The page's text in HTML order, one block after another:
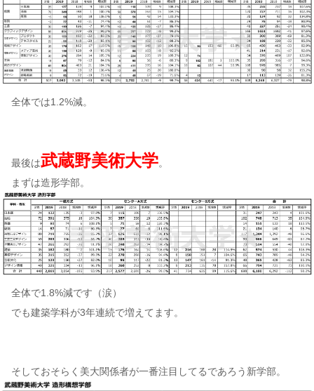
全体では1.2%減。
最後は武蔵野美術大学。
まずは造形学部。
全体で1.8%減です（涙）
でも建築学科が3年連続で増えてます。
そしておそらく美大関係者が一番注目してるであろう新学部。